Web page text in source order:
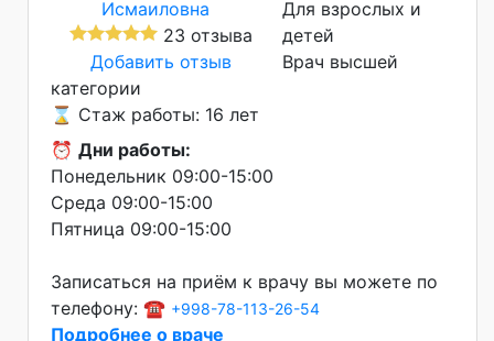
23 отзыва
Добавить отзыв
Для взрослых и
детей
Врач высшей
категории
⌛ Стаж работы: 16 лет
⏰ Дни работы:
Понедельник 09:00-15:00
Среда 09:00-15:00
Пятница 09:00-15:00
Записаться на приём к врачу вы можете по
телефону: ☎️ +998-78-113-26-54
Подробнее о враче